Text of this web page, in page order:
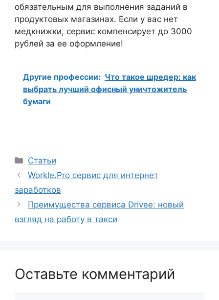
обязательным для выполнения заданий в
продуктовых магазинах. Если у вас нет
медкнижки, сервис компенсирует до 3000
рублей за ее оформление!
Другие профессии: Что такое шредер: как
выбрать лучший офисный уничтожитель
бумаги
Рубрики
Статьи
Workle.Pro сервис для интернет
заработков
Преимущества сервиса Drivee: новый
взгляд на работу в такси
Оставьте комментарий